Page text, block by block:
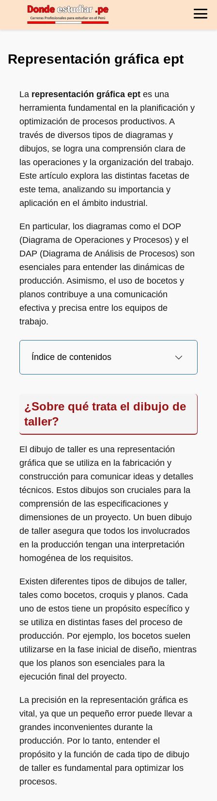
Representación gráfica ept
La representación gráfica ept es una
herramienta fundamental en la planificación y
optimización de procesos productivos. A
través de diversos tipos de diagramas y
dibujos, se logra una comprensión clara de
las operaciones y la organización del trabajo.
Este artículo explora las distintas facetas de
este tema, analizando su importancia y
aplicación en el ámbito industrial.
En particular, los diagramas como el DOP
(Diagrama de Operaciones y Procesos) y el
DAP (Diagrama de Análisis de Procesos) son
esenciales para entender las dinámicas de
producción. Asimismo, el uso de bocetos y
planos contribuye a una comunicación
efectiva y precisa entre los equipos de
trabajo.
Índice de contenidos
¿Sobre qué trata el dibujo de
taller?
El dibujo de taller es una representación
gráfica que se utiliza en la fabricación y
construcción para comunicar ideas y detalles
técnicos. Estos dibujos son cruciales para la
comprensión de las especificaciones y
dimensiones de un proyecto. Un buen dibujo
de taller asegura que todos los involucrados
en la producción tengan una interpretación
homogénea de los requisitos.
Existen diferentes tipos de dibujos de taller,
tales como bocetos, croquis y planos. Cada
uno de estos tiene un propósito específico y
se utiliza en distintas fases del proceso de
producción. Por ejemplo, los bocetos suelen
utilizarse en la fase inicial de diseño, mientras
que los planos son esenciales para la
ejecución final del proyecto.
La precisión en la representación gráfica es
vital, ya que un pequeño error puede llevar a
grandes inconvenientes durante la
producción. Por lo tanto, entender el
propósito y la función de cada tipo de dibujo
de taller es fundamental para optimizar los
procesos.